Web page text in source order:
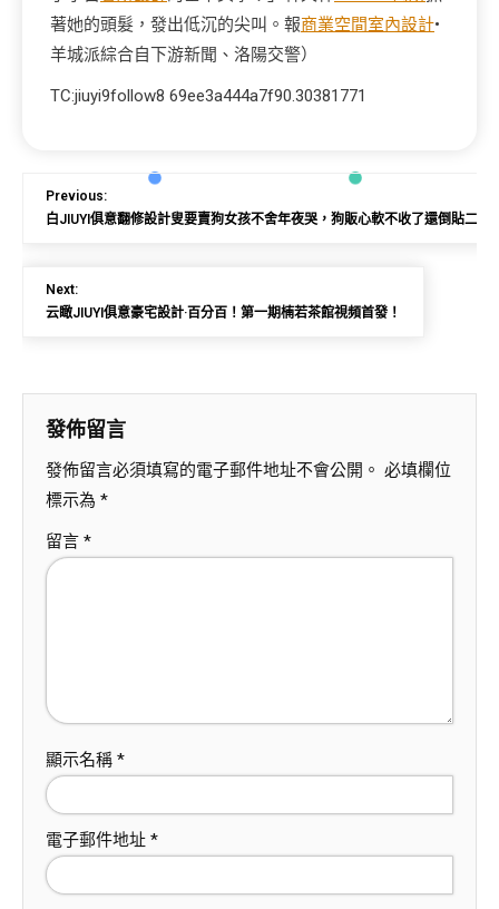
著她的頭髮，發出低沉的尖叫。報商業空間室內設計•
羊城派綜合自下游新聞、洛陽交警）
TC:jiuyi9follow8 69ee3a444a7f90.30381771
Previous:
白JIUYI俱意翻修設計叟要賣狗女孩不舍年夜哭，狗販心軟不收了還倒貼二百
Next:
云瞰JIUYI俱意豪宅設計·百分百！第一期楠若茶館視頻首發！
發佈留言
發佈留言必須填寫的電子郵件地址不會公開。 必填欄位
標示為 *
留言 *
顯示名稱 *
電子郵件地址 *